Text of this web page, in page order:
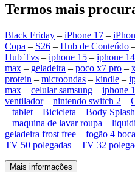
Termos mais
Black Friday – iPhone 17 –
Copa – S26 – Hub de Conteúdo
Hub Tvs – iphone 15 – iphone 14
max – geladeira – poco x7 pro –
protein – microondas – kindle –
max – celular samsung – iphone
ventilador– nintendo switch 2 –
– tablet – Bicicleta – Body Splash
– maquina de lavar roupa –
geladeira frost free – fogão 4
TV 50 polegadas – TV 32
Mais informações